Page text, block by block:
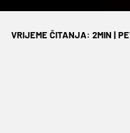
VRIJEME ČITANJA: 2MIN |